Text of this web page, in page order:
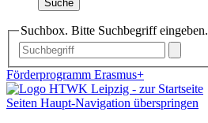
Suche
Suchbox. Bitte Suchbegriff eingeben.
Förderprogramm Erasmus+
Seiten Haupt-Navigation überspringen